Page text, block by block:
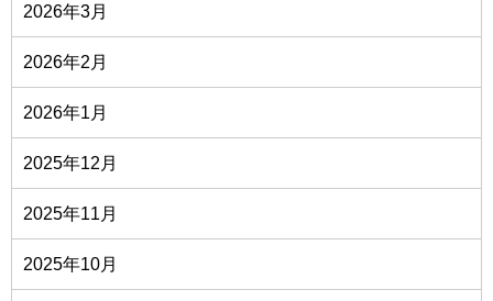
2026年3月
2026年2月
2026年1月
2025年12月
2025年11月
2025年10月